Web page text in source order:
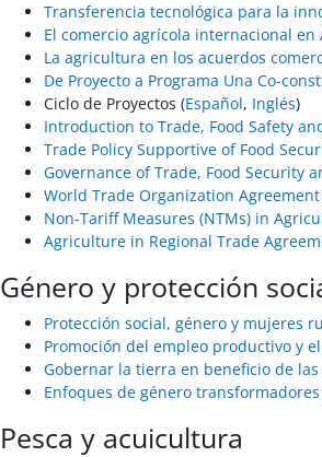
Transferencia tecnológica para la
El comercio agrícola internacional en
La agricultura en los acuerdos
De Proyecto a Programa Una Co-
Ciclo de Proyectos (Español, Inglés)
Introduction to Trade, Food Safety
Trade Policy Supportive of Food
Governance of Trade, Food Security
World Trade Organization
Non-Tariff Measures (NTMs) in
Agriculture in Regional Trade
Género y protección
Protección social, género y mujeres
Promoción del empleo productivo y
Gobernar la tierra en beneficio de
Enfoques de género
Pesca y acuicultura